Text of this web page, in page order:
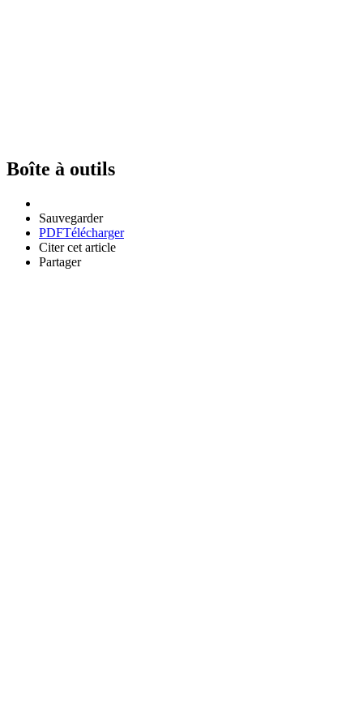
Boîte à outils
Sauvegarder
PDFTélécharger
Citer cet article
Partager